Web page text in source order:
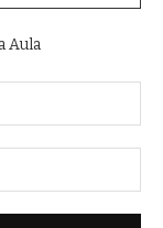
Aula